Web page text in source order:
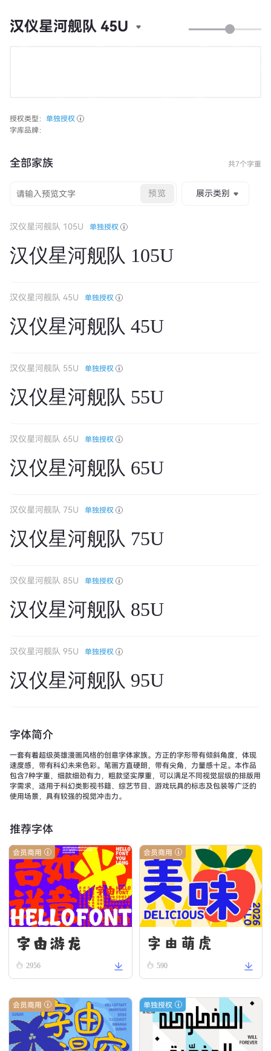
汉仪星河舰队 45U
授权类型： 单独授权
字库品牌：
全部家族 共7个字重
预览 展示类别
汉仪星河舰队 105U 单独授权
汉仪星河舰队 105U
汉仪星河舰队 45U 单独授权
汉仪星河舰队 45U
汉仪星河舰队 55U 单独授权
汉仪星河舰队 55U
汉仪星河舰队 65U 单独授权
汉仪星河舰队 65U
汉仪星河舰队 75U 单独授权
汉仪星河舰队 75U
汉仪星河舰队 85U 单独授权
汉仪星河舰队 85U
汉仪星河舰队 95U 单独授权
汉仪星河舰队 95U
字体简介
一套有着超级英雄漫画风格的创意字体家族。方正的字形带有倾斜角度，体现
速度感，带有科幻未来色彩。笔画方直硬朗，带有尖角，力量感十足。本作品
包含7种字重，细款细劲有力，粗款坚实厚重，可以满足不同视觉层级的排版用
字需求，适用于科幻类影视书籍、综艺节目、游戏玩具的标志及包装等广泛的
使用场景，具有较强的视觉冲击力。
推荐字体
会员商用
字由游龙
2956
会员商用
字由萌虎
590
会员商用 单独授权